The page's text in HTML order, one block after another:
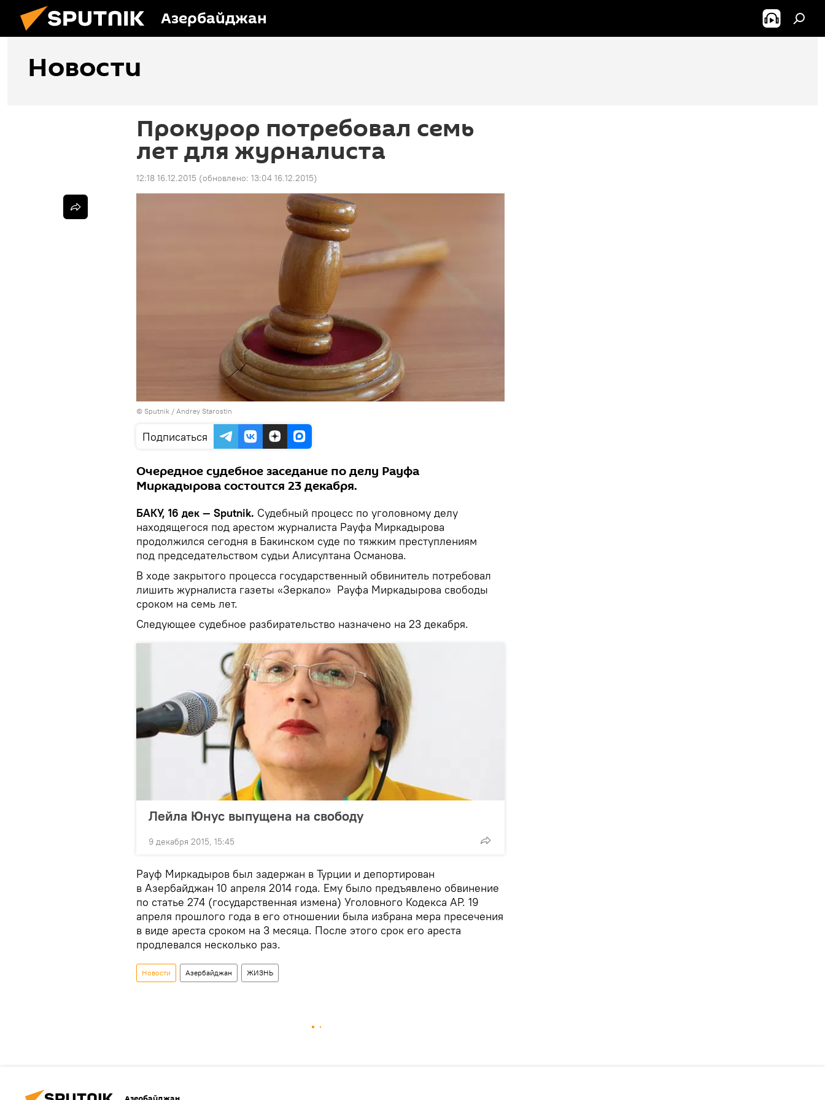
Азербайджан
Новости
Прокурор потребовал семь
лет для журналиста
12:18 16.12.2015 (обновлено: 13:04 16.12.2015)
© Sputnik / Andrey Starostin
Подписаться
Очередное судебное заседание по делу Рауфа
Миркадырова состоится 23 декабря.
БАКУ, 16 дек — Sputnik. Судебный процесс по уголовному делу
находящегося под арестом журналиста Рауфа Миркадырова
продолжился сегодня в Бакинском суде по тяжким преступлениям
под председательством судьи Алисултана Османова.
В ходе закрытого процесса государственный обвинитель потребовал
лишить журналиста газеты «Зеркало» Рауфа Миркадырова свободы
сроком на семь лет.
Следующее судебное разбирательство назначено на 23 декабря.
Лейла Юнус выпущена на свободу
9 декабря 2015, 15:45
Рауф Миркадыров был задержан в Турции и депортирован
в Азербайджан 10 апреля 2014 года. Ему было предъявлено обвинение
по статье 274 (государственная измена) Уголовного Кодекса АР. 19
апреля прошлого года в его отношении была избрана мера пресечения
в виде ареста сроком на 3 месяца. После этого срок его ареста
продлевался несколько раз.
Новости Азербайджан ЖИЗНЬ